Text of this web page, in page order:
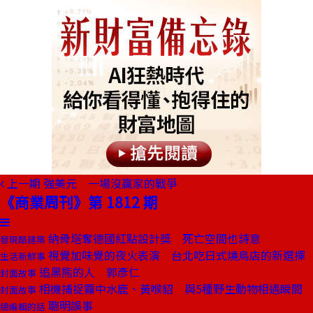
上一期 強美元 一場沒贏家的戰爭
《商業周刊》第 1812 期
發現酷建築 納骨塔奪德國紅點設計獎 死亡空間也詩意
生活新鮮事 視覺加味覺的夜火表演 台北吃日式燒鳥店的新選擇
封面故事 追黑熊的人 郭彥仁
封面故事 相機捕捉霧中水鹿、黃喉貂 與5種野生動物相遇瞬間
總編輯的話 聰明誤事